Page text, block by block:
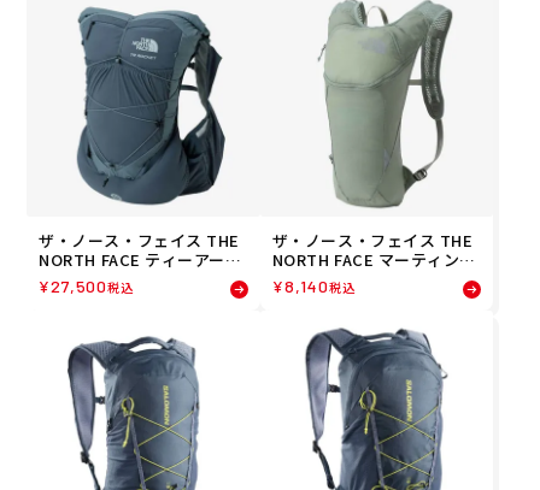
ザ・ノース・フェイス THE
NORTH FACE ティーアール
ロケット TR ROCKET ラン
ニング バックパック NM625
¥27,500税込
ザ・ノース・フェイス THE
NORTH FACE マーティンウ
ィングLT MARTIN WING LT
ランニング バックパック N
¥8,140税込